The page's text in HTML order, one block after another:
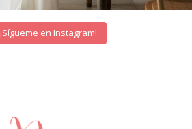
¡Sígueme en Instagram!